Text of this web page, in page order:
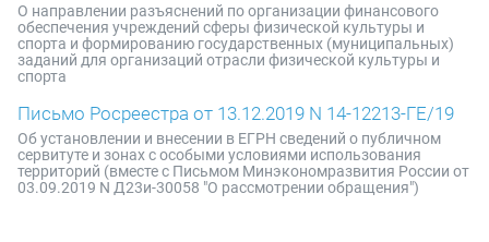
О направлении разъяснений по организации финансового
обеспечения учреждений сферы физической культуры и
спорта и формированию государственных (муниципальных)
заданий для организаций отрасли физической культуры и
спорта
Письмо Росреестра от 13.12.2019 N 14-12213-ГЕ/19
Об установлении и внесении в ЕГРН сведений о публичном
сервитуте и зонах с особыми условиями использования
территорий (вместе с Письмом Минэкономразвития России от
03.09.2019 N Д23и-30058 "О рассмотрении обращения")